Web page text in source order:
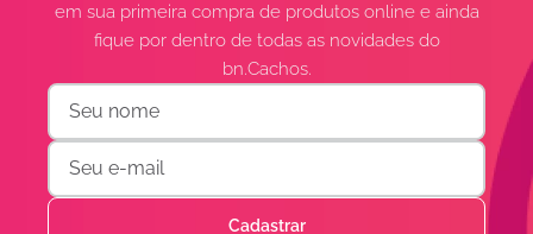
em sua primeira compra de produtos online e ainda
fique por dentro de todas as novidades do
bn.Cachos.
Cadastrar